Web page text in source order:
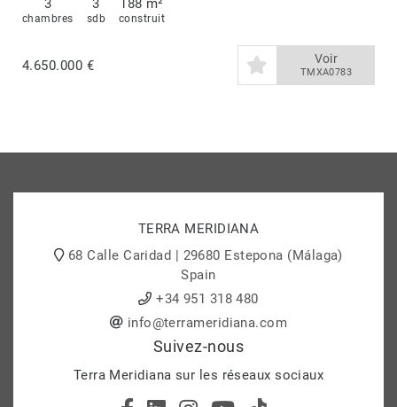
3
chambres
3
sdb
188 m²
construit
4.650.000 € Voir
TMXA0783
TERRA MERIDIANA
68 Calle Caridad | 29680 Estepona (Málaga)
Spain
+34 951 318 480
info@terrameridiana.com
Suivez-nous
Terra Meridiana sur les réseaux sociaux